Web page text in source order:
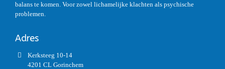
balans te komen. Voor zowel lichamelijke klachten als psychische
problemen.
Adres
Kerksteeg 10-14
4201 CL Gorinchem